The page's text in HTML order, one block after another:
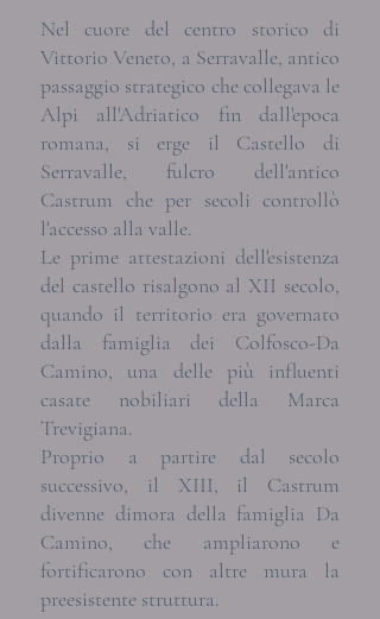
Nel cuore del centro storico di
Vittorio Veneto, a Serravalle, antico
passaggio strategico che collegava le
Alpi all'Adriatico fin dall'epoca
romana, si erge il Castello di
Serravalle, fulcro dell'antico
Castrum che per secoli controllò
l'accesso alla valle.​
Le prime attestazioni dell'esistenza
del castello risalgono al XII secolo,
quando il territorio era governato
dalla famiglia dei Colfosco-Da
Camino, una delle più influenti
casate nobiliari della Marca
Trevigiana.
Proprio a partire dal secolo
successivo, il XIII, il Castrum
divenne dimora della famiglia Da
Camino, che ampliarono e
fortificarono con altre mura la
preesistente struttura.